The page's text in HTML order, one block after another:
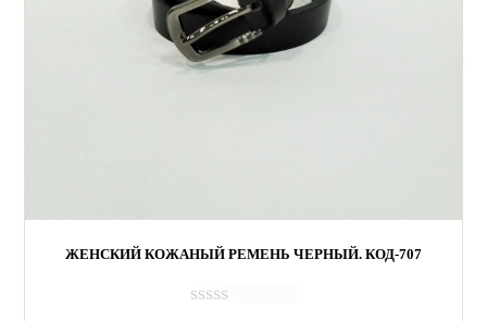
ЖЕНСКИЙ КОЖАНЫЙ РЕМЕНЬ ЧЕРНЫЙ. КОД-707